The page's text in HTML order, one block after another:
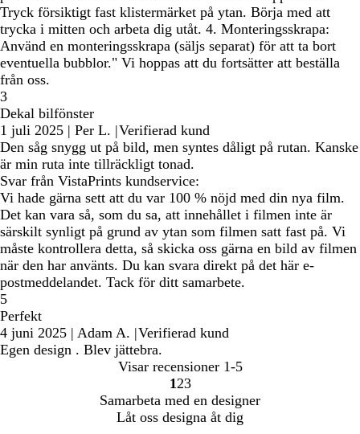
Tryck försiktigt fast klistermärket på ytan. Börja med att
trycka i mitten och arbeta dig utåt. 4. Monteringsskrapa:
Använd en monteringsskrapa (säljs separat) för att ta bort
eventuella bubblor." Vi hoppas att du fortsätter att beställa
från oss.
3
Dekal bilfönster
1 juli 2025 | Per L. |Verifierad kund
Den såg snygg ut på bild, men syntes dåligt på rutan. Kanske
är min ruta inte tillräckligt tonad.
Svar från VistaPrints kundservice:
Vi hade gärna sett att du var 100 % nöjd med din nya film.
Det kan vara så, som du sa, att innehållet i filmen inte är
särskilt synligt på grund av ytan som filmen satt fast på. Vi
måste kontrollera detta, så skicka oss gärna en bild av filmen
när den har använts. Du kan svara direkt på det här e-
postmeddelandet. Tack för ditt samarbete.
5
Perfekt
4 juni 2025 | Adam A. |Verifierad kund
Egen design . Blev jättebra.
Visar recensioner 1-5
Gå
till
sidan
1Gå
till
sidan
2Gå
till
sidan
3
Samarbeta med en designer
Låt oss designa åt dig